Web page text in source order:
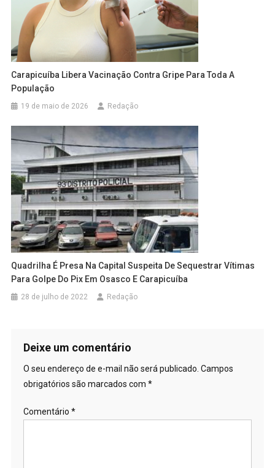
Carapicuíba Libera Vacinação Contra Gripe Para Toda A
População
19 de maio de 2026 Redação
Quadrilha É Presa Na Capital Suspeita De Sequestrar Vítimas
Para Golpe Do Pix Em Osasco E Carapicuíba
28 de julho de 2022 Redação
Deixe um comentário
O seu endereço de e-mail não será publicado. Campos
obrigatórios são marcados com *
Comentário *